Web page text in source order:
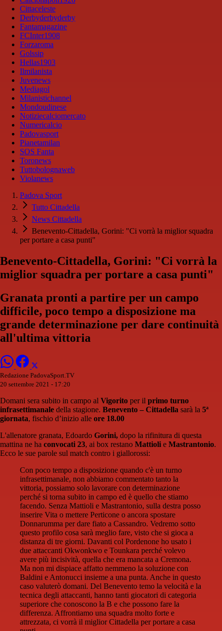
Cittaceleste
Derbyderbyderby
Fantamagazine
FCInter1908
Forzaroma
Golssip
Hellas1903
Ilmilanista
Juvenews
Mediagol
Milanistichannel
Mondoudinese
Notiziecalciomercato
Numericalcio
Padovasport
Pianetamilan
SOS Fanta
Toronews
Tuttobolognaweb
Violanews
Padova Sport
Tutto Cittadella
News Cittadella
Benevento-Cittadella, Gorini: "Ci vorrà la miglior squadra
per portare a casa punti"
Benevento-Cittadella, Gorini: "Ci vorrà la
miglior squadra per portare a casa punti"
Granata pronti a partire per un campo
difficile, poco tempo a disposizione ma
grande determinazione per dare continuità
all'ultima vittoria
Redazione PadovaSport.TV
20 settembre 2021 - 17:20
Domani sera subito in campo al Vigorito per il primo turno
infrasettimanale della stagione. Benevento – Cittadella sarà la 5ª
giornata, fischio d’inizio alle ore 18.00
L'allenatore granata, Edoardo Gorini, dopo la rifinitura di questa
mattina ne ha convocati 23, ai box restano Mattioli e Mastrantonio.
Ecco le sue parole sul match contro i giallorossi:
Con poco tempo a disposizione quando c'è un turno
infrasettimanale, non abbiamo commentato tanto la
vittoria, possiamo solo lavorare con determinazione
perché si torna subito in campo ed è quello che stiamo
facendo. Senza Mattioli e Mastrantonio, sulla destra posso
inserire Vita o mettere Perticone o ancora spostare
Donnarumma per dare fiato a Cassandro. Vedremo sotto
questo profilo cosa sarà meglio fare, visto che si gioca a
distanza di tre giorni. Davanti col Pordenone ho usato i
due attaccanti Okwonkwo e Tounkara perché volevo
avere più incisività, quella che era mancata a Cremona.
Ma non mi dispiace affatto nemmeno la soluzione con
Baldini e Antonucci insieme a una punta. Anche in questo
caso valuterò domani. Del Benevento temo la velocità e la
tecnica degli attaccanti, hanno tanti giocatori di categoria
superiore che conoscono la B e che possono fare la
differenza. Affrontiamo una squadra molto forte e
attrezzata, ci vorrà il miglior Cittadella per portare a casa